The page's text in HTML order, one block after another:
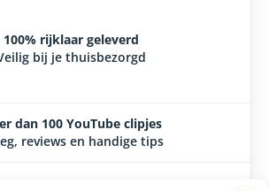
100% rijklaar geleverd
bij je thuisbezorgd
dan 100 YouTube clipjes
reviews en handige tips